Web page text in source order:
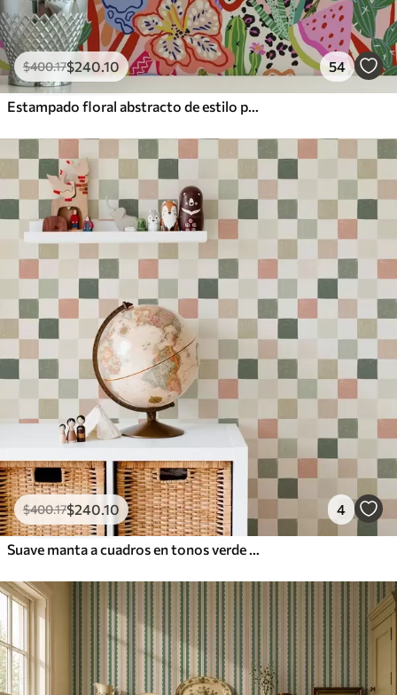
$400.17$240.10 54
Estampado floral abstracto de estilo pop art
$400.17$240.10 4
Suave manta a cuadros en tonos verde pastel, rosa y beige